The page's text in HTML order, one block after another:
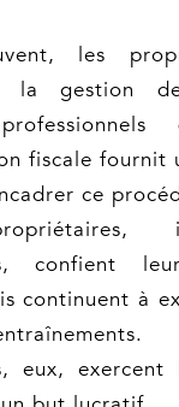
les
la gestion
fiscale
ce
confient
continuent à
eux,